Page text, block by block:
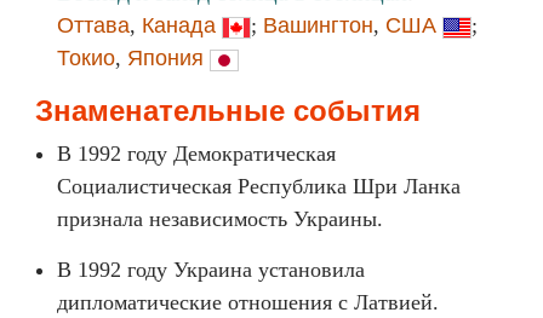
Оттава, Канада ; Вашингтон, США
;
Токио, Япония
Знаменательные события
В 1992 году Демократическая
Социалистическая Республика Шри Ланка
признала независимость Украины.
В 1992 году Украина установила
дипломатические отношения с Латвией.